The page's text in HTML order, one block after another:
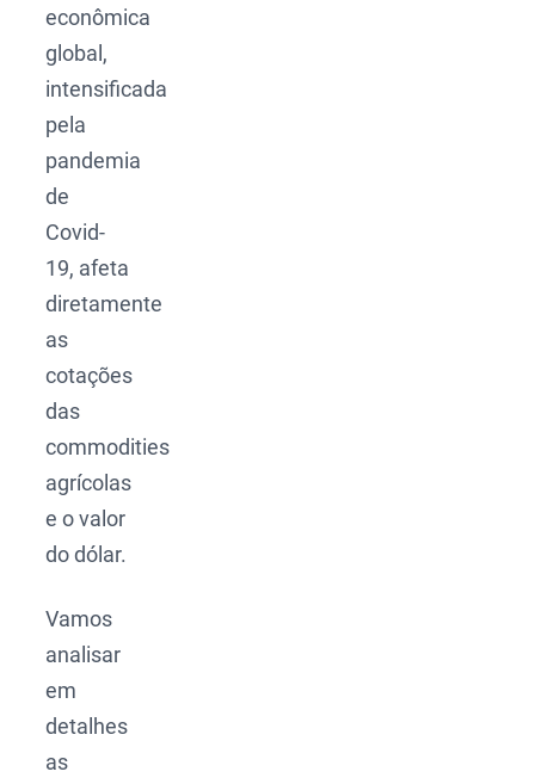
econômica
global,
intensificada
pela
pandemia
de
Covid-
19, afeta
diretamente
as
cotações
das
commodities
agrícolas
e o valor
do dólar.
Vamos
analisar
em
detalhes
as